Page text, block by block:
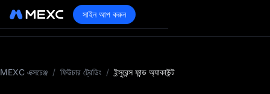
সাইন আপ করুন
MEXC এক্সচেঞ্জ / ফিউচার ট্রেডিং / ইন্সুরেন্স ফান্ড অ্যাকাউন্ট